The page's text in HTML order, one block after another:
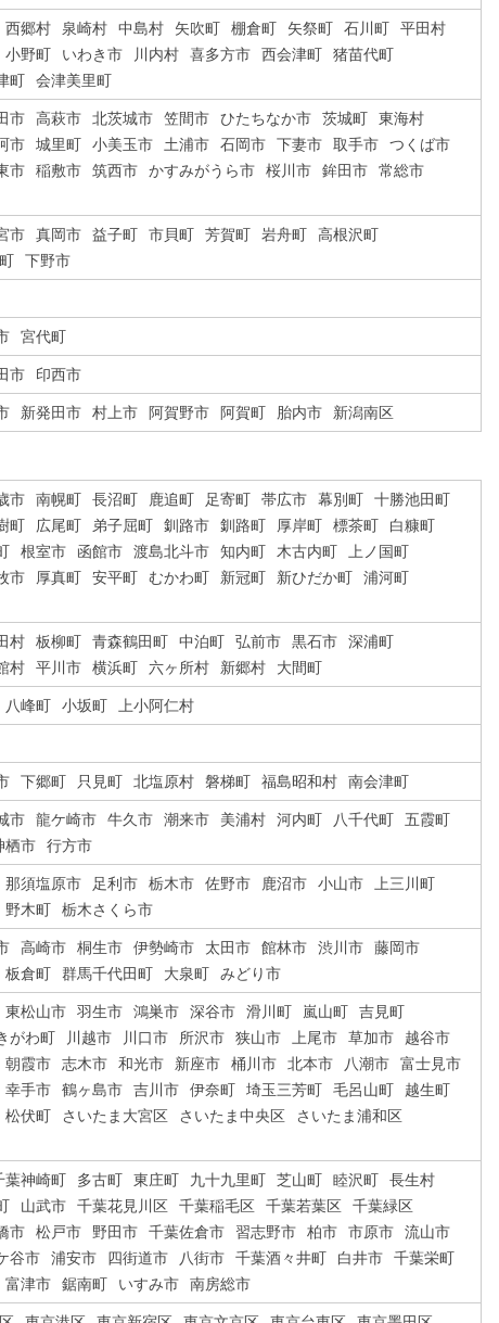
西郷村 泉崎村 中島村 矢吹町 棚倉町 矢祭町 石川町
平田村
小野町 いわき市 川内村 喜多方市 西会津町
猪苗代町
町 会津美里町
市 高萩市 北茨城市 笠間市 ひたちなか市 茨城町
東海村
市 城里町 小美玉市 土浦市 石岡市 下妻市 取手市
つくば市
市 稲敷市 筑西市 かすみがうら市 桜川市 鉾田市
常総市
市 真岡市 益子町 市貝町 芳賀町 岩舟町
高根沢町
下野市
宮代町
市 印西市
新発田市 村上市 阿賀野市 阿賀町 胎内市 新潟南区
市 南幌町 長沼町 鹿追町 足寄町 帯広市 幕別町
十勝池田町
町 広尾町 弟子屈町 釧路市 釧路町 厚岸町 標茶町
白糠町
根室市 函館市 渡島北斗市 知内町 木古内町
上ノ国町
市 厚真町 安平町 むかわ町 新冠町 新ひだか町
浦河町
村 板柳町 青森鶴田町 中泊町 弘前市 黒石市
深浦町
村 平川市 横浜町 六ヶ所村 新郷村 大間町
八峰町 小坂町 上小阿仁村
下郷町 只見町 北塩原村 磐梯町 福島昭和村 南会津町
市 龍ケ崎市 牛久市 潮来市 美浦村 河内町 八千代町
五霞町
栖市 行方市
那須塩原市 足利市 栃木市 佐野市 鹿沼市 小山市
上三川町
野木町 栃木さくら市
高崎市 桐生市 伊勢崎市 太田市 館林市 渋川市
藤岡市
板倉町 群馬千代田町 大泉町 みどり市
東松山市 羽生市 鴻巣市 深谷市 滑川町 嵐山町
吉見町
がわ町 川越市 川口市 所沢市 狭山市 上尾市 草加市
越谷市
朝霞市 志木市 和光市 新座市 桶川市 北本市 八潮市
富士見市
幸手市 鶴ヶ島市 吉川市 伊奈町 埼玉三芳町 毛呂山町
越生町
松伏町 さいたま大宮区 さいたま中央区
さいたま浦和区
葉神崎町 多古町 東庄町 九十九里町 芝山町 睦沢町
長生村
山武市 千葉花見川区 千葉稲毛区 千葉若葉区
千葉緑区
市 松戸市 野田市 千葉佐倉市 習志野市 柏市 市原市
流山市
谷市 浦安市 四街道市 八街市 千葉酒々井町 白井市
千葉栄町
富津市 鋸南町 いすみ市 南房総市